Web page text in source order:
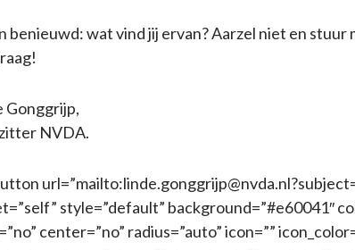
benieuwd: wat vind jij ervan? Aarzel niet en stuur
Gonggrijp,
NVDA.
style=”default” background=”#e60041″
center=”no” radius=”auto” icon=””